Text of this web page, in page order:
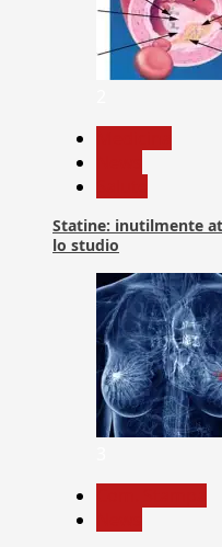
Statine: inutilmente
lo studio